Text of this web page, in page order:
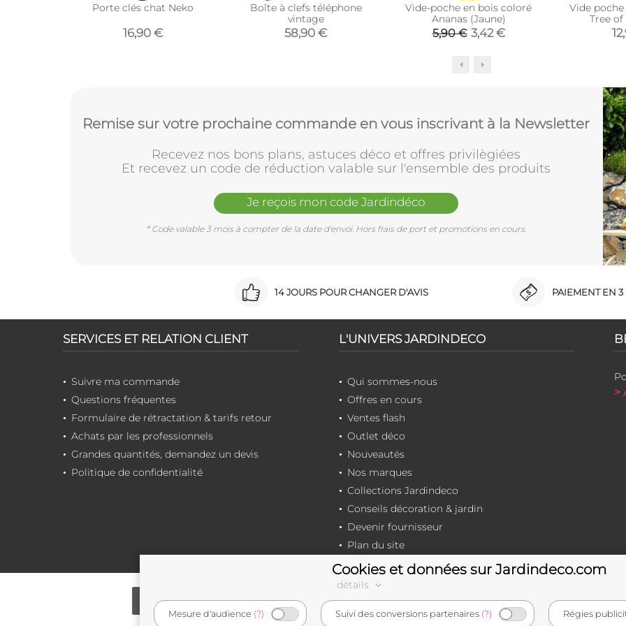
Porte clés chat Neko
16,90 €
Boîte à clefs téléphone
vintage
58,90 €
Vide-poche en bois coloré
Ananas (Jaune)
5,90 € 3,42 €
Vide
Tree
Remise sur votre prochaine commande en vous inscrivant à la Newsletter
Recevez nos bons plans, astuces déco et offres privilègiées
Et recevez un code de réduction valable sur l'ensemble des produits
Je reçois mon code Jardindéco
* Code valable 3 mois à compter de la date d'envoi. Hors frais de port et promotions en cours.
14 JOURS POUR CHANGER D'AVIS PAIEMENT EN 3
SERVICES ET RELATION CLIENT
Suivre ma commande
Questions fréquentes
Formulaire de rétractation & tarifs retour
Achats par les professionnels
Grandes quantités, demandez un devis
Politique de confidentialité
L'UNIVERS JARDINDECO
Qui sommes-nous
Offres en cours
Ventes flash
Outlet déco
Nouveautés
Nos marques
Collections Jardindeco
Conseils décoration & jardin
Devenir fournisseur
Plan du site
>
e-commerçant français
Cookies et données sur Jardindeco.com
détails
Mesure d'audience (?) Suivi des conversions partenaires (?) Régies